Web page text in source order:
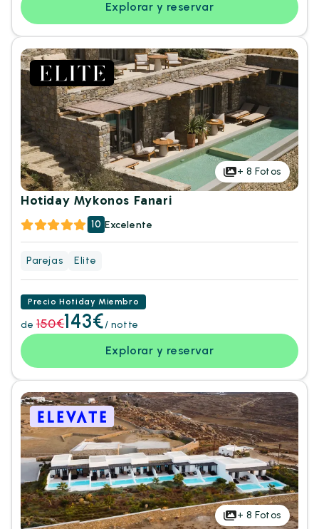
Explorar y reservar
+ 8 Fotos
Hotiday Mykonos Fanari
10 Excelente
Parejas Elite
Precio Hotiday Miembro
de 150€143€/ notte
Explorar y reservar
+ 8 Fotos